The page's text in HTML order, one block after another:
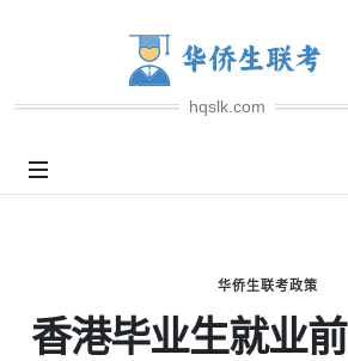
hqslk.com
华侨生联考政策
香港毕业生就业前